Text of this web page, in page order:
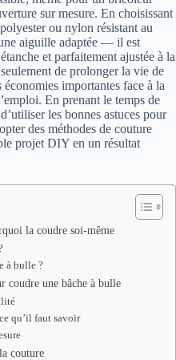
sur mesure. En choisissant
ou nylon résistant au
aiguille adaptée — il est
et parfaitement ajustée à la
de prolonger la vie de
importantes face à la
En prenant le temps de
les bonnes astuces pour
des méthodes de couture
projet DIY en un résultat
la coudre soi-même
à bulle ?
coudre une bâche à bulle
qu’il faut savoir
couture